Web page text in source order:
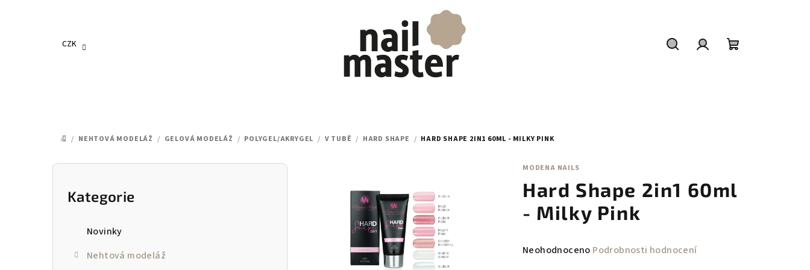
CZK
DOMŮ
/ NEHTOVÁ MODELÁŽ / GELOVÁ MODELÁŽ / POLYGEL/AKRYGEL / V TUBĚ / HARD SHAPE / HARD SHAPE 2IN1 60ML - MILKY PINK
P
Přeskočit
kategorie
Kategorie
Novinky
Nehtová modeláž
MODENA NAILS
Hard Shape 2in1 60ml
- Milky Pink
Průměrné
Neohodnoceno Podrobnosti hodnocení